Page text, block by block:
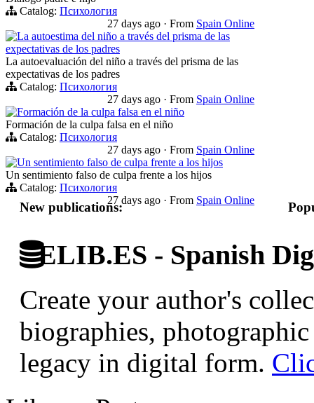
Catalog: Психология
27 days ago · From Spain Online
La autoestima del niño a través del prisma de las
expectativas de los padres
La autoevaluación del niño a través del prisma de las
expectativas de los padres
Catalog: Психология
27 days ago · From Spain Online
Formación de la culpa falsa en el niño
Formación de la culpa falsa en el niño
Catalog: Психология
27 days ago · From Spain Online
Un sentimiento falso de culpa frente a los hijos
Un sentimiento falso de culpa frente a los hijos
Catalog: Психология
27 days ago · From Spain Online
New publications:
ELIB.ES - Spanish
Create your author's
biographies,
legacy in digital form.